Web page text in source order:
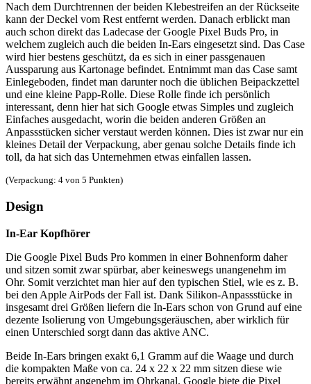
Nach dem Durchtrennen der beiden Klebestreifen an der Rückseite
kann der Deckel vom Rest entfernt werden. Danach erblickt man
auch schon direkt das Ladecase der Google Pixel Buds Pro, in
welchem zugleich auch die beiden In-Ears eingesetzt sind. Das Case
wird hier bestens geschützt, da es sich in einer passgenauen
Aussparung aus Kartonage befindet. Entnimmt man das Case samt
Einlegeboden, findet man darunter noch die üblichen Beipackzettel
und eine kleine Papp-Rolle. Diese Rolle finde ich persönlich
interessant, denn hier hat sich Google etwas Simples und zugleich
Einfaches ausgedacht, worin die beiden anderen Größen an
Anpassstücken sicher verstaut werden können. Dies ist zwar nur ein
kleines Detail der Verpackung, aber genau solche Details finde ich
toll, da hat sich das Unternehmen etwas einfallen lassen.
(Verpackung: 4 von 5 Punkten)
Design
In-Ear Kopfhörer
Die Google Pixel Buds Pro kommen in einer Bohnenform daher
und sitzen somit zwar spürbar, aber keineswegs unangenehm im
Ohr. Somit verzichtet man hier auf den typischen Stiel, wie es z. B.
bei den Apple AirPods der Fall ist. Dank Silikon-Anpassstücke in
insgesamt drei Größen liefern die In-Ears schon von Grund auf eine
dezente Isolierung von Umgebungsgeräuschen, aber wirklich für
einen Unterschied sorgt dann das aktive ANC.
Beide In-Ears bringen exakt 6,1 Gramm auf die Waage und durch
die kompakten Maße von ca. 24 x 22 x 22 mm sitzen diese wie
bereits erwähnt angenehm im Ohrkanal. Google biete die Pixel